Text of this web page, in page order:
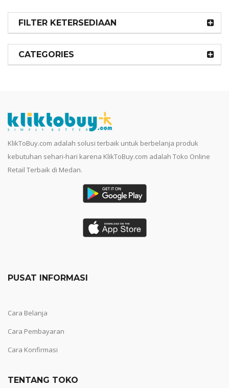
FILTER KETERSEDIAAN
CATEGORIES
KlikToBuy.com adalah solusi terbaik untuk berbelanja produk
kebutuhan sehari-hari karena KlikToBuy.com adalah Toko Online
Retail Terbaik di Medan.
PUSAT INFORMASI
Cara Belanja
Cara Pembayaran
Cara Konfirmasi
TENTANG TOKO